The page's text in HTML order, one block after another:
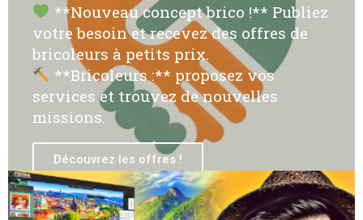
**Nouveau concept brico !** Publiez
votre besoin et recevez des offres de
bricoleurs à petits prix.
**Bricoleurs :** proposez vos
services et trouvez de nouvelles
missions.
Découvrez les offres !